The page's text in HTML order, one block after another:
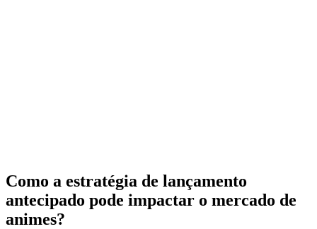
Como a estratégia de lançamento
antecipado pode impactar o mercado de
animes?